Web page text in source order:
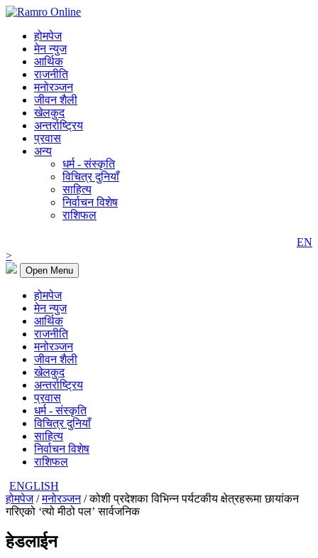
होमपेज
मेन न्युज
आर्थिक
राजनीति
मनोरञ्जन
जीवन शैली
खेलकुद
अन्तर्राष्ट्रिय
प्रवास
अन्य
धर्म - संस्कृति
विचित्र दुनियाँ
साहित्य
निर्वाचन विशेष
राशिफल
EN
>
Open Menu
होमपेज
मेन न्युज
आर्थिक
राजनीति
मनोरञ्जन
जीवन शैली
खेलकुद
अन्तर्राष्ट्रिय
प्रवास
धर्म - संस्कृति
विचित्र दुनियाँ
साहित्य
निर्वाचन विशेष
राशिफल
ENGLISH
होमपेज/मनोरञ्जन/ कोशी प्रदेशका विभिन्न पर्यटकीय क्षेत्रहरूमा छायांकन
गरिएको ‘त्यो मीठो पल’ सार्वजनिक
हेडलाईन